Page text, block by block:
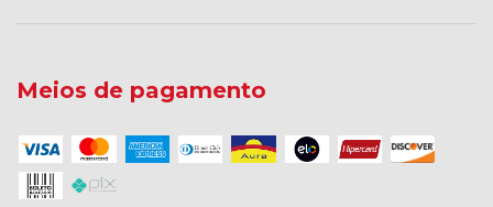
Meios de pagamento